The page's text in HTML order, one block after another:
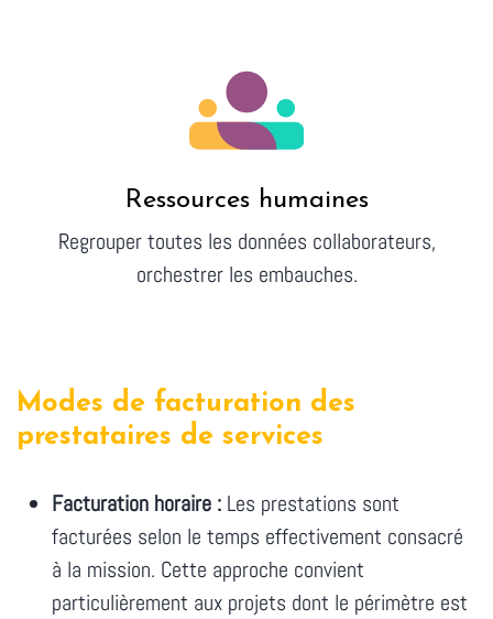
Ressources humaines
Regrouper toutes les données collaborateurs,
orchestrer les embauches.
Modes de facturation des
prestataires de services
Facturation horaire : Les prestations sont
facturées selon le temps effectivement consacré
à la mission. Cette approche convient
particulièrement aux projets dont le périmètre est